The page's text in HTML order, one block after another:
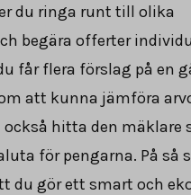
du ringa runt till olika
begära offerter
får flera förslag på en
att kunna jämföra
hitta den mäklare
för pengarna. På så
du gör ett smart och